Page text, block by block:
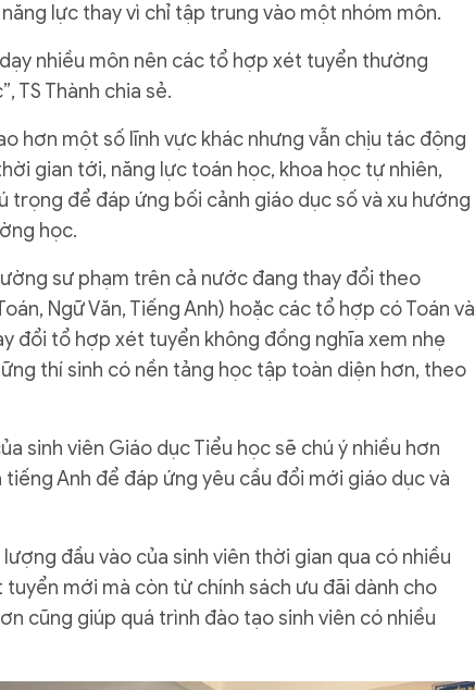
lực thay vì chỉ tập trung vào một nhóm môn.
nhiều môn nên các tổ hợp xét tuyển thường
TS Thành chia sẻ.
hơn một số lĩnh vực khác nhưng vẫn chịu tác động
gian tới, năng lực toán học, khoa học tự nhiên,
trọng để đáp ứng bối cảnh giáo dục số và xu hướng
học.
sư phạm trên cả nước đang thay đổi theo
Ngữ Văn, Tiếng Anh) hoặc các tổ hợp có Toán và
đổi tổ hợp xét tuyển không đồng nghĩa xem nhẹ
thí sinh có nền tảng học tập toàn diện hơn, theo
sinh viên Giáo dục Tiểu học sẽ chú ý nhiều hơn
Anh để đáp ứng yêu cầu đổi mới giáo dục và
đầu vào của sinh viên thời gian qua có nhiều
mới mà còn từ chính sách ưu đãi dành cho
cũng giúp quá trình đào tạo sinh viên có nhiều